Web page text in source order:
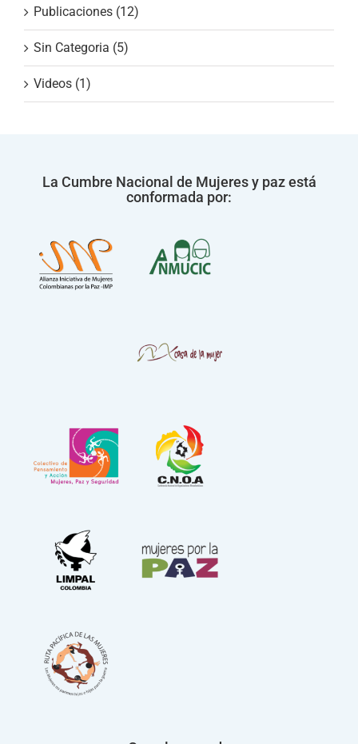
Publicaciones (12)
Sin Categoria (5)
Videos (1)
La Cumbre Nacional de Mujeres y paz está
conformada por: